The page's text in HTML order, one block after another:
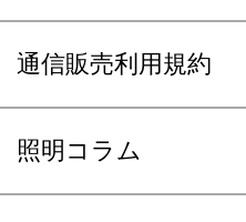
通信販売利用規約
照明コラム